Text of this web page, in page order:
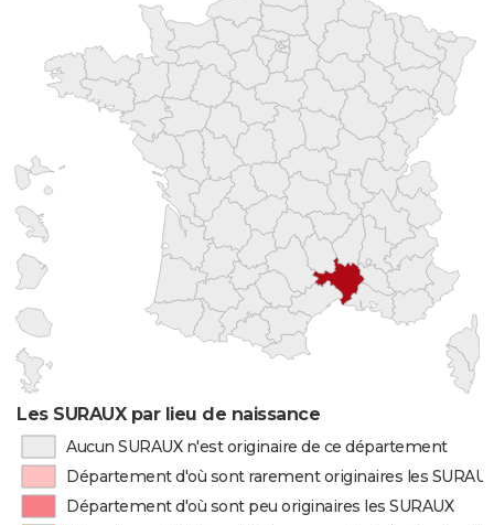
Les SURAUX par lieu de naissance
Aucun SURAUX n'est originaire de ce département
Département d'où sont rarement originaires les
Département d'où sont peu originaires les SURAUX